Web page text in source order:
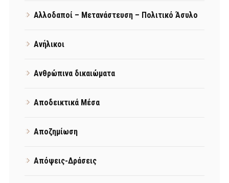
Αλλοδαποί – Μετανάστευση – Πολιτικό Άσυλο
Ανήλικοι
Ανθρώπινα δικαιώματα
Αποδεικτικά Μέσα
Αποζημίωση
Απόψεις-Δράσεις